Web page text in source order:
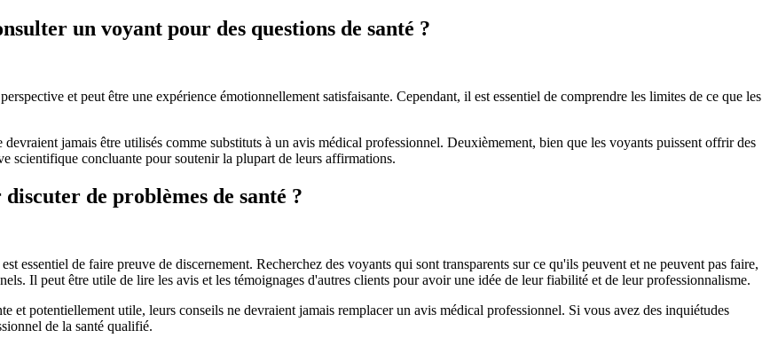
un voyant pour des questions de santé ?
et peut être une expérience émotionnellement satisfaisante. Cependant, il est essentiel de comprendre les limites de ce que les
jamais être utilisés comme substituts à un avis médical professionnel. Deuxièmement, bien que les voyants puissent offrir des
scientifique concluante pour soutenir la plupart de leurs affirmations.
de problèmes de santé ?
essentiel de faire preuve de discernement. Recherchez des voyants qui sont transparents sur ce qu'ils peuvent et ne peuvent pas faire,
Il peut être utile de lire les avis et les témoignages d'autres clients pour avoir une idée de leur fiabilité et de leur professionnalisme.
et potentiellement utile, leurs conseils ne devraient jamais remplacer un avis médical professionnel. Si vous avez des inquiétudes
de la santé qualifié.